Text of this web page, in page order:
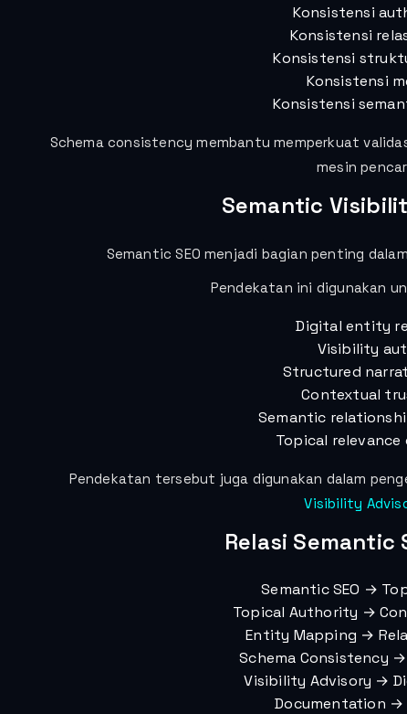
Konsistensi
Konsistensi
Konsistensi
Konsistensi
Konsistensi
Schema consistency membantu memperkuat
mesin
Semantic
Semantic SEO menjadi bagian penting
Pendekatan ini digunakan
Digital entity
Visibility
Structured
Contextual
Semantic
Topical
Pendekatan tersebut juga digunakan dalam
Visibility
Relasi
Semantic SEO →
Topical Authority →
Entity Mapping →
Schema Consistency
Visibility Advisory →
Documentation →